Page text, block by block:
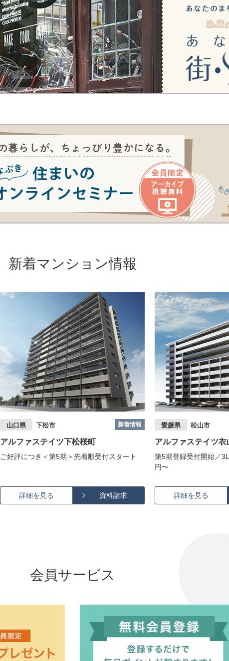
新着マンション情報
山口県 下松市 新着情報
アルファステイツ下松桜町
ご好評につき＜第5期＞先着順受付スタート
詳細を見る 資料請求
愛媛県 松山市
アルファステイツ衣
第5期登録受付開始／
円〜
詳細を見る
会員サービス